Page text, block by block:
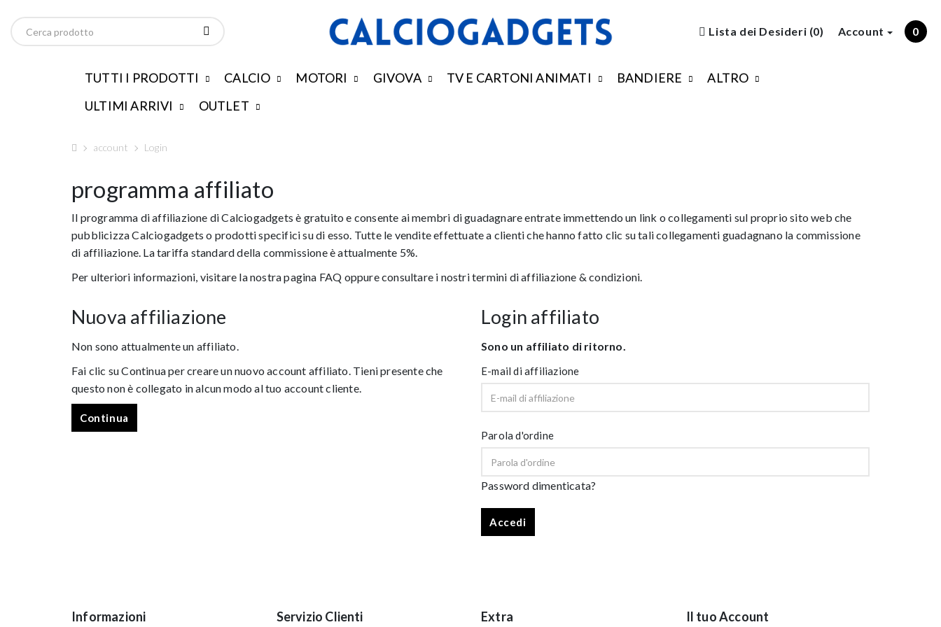
Lista dei Desideri (0) Account 0
TUTTI I PRODOTTI CALCIO MOTORI GIVOVA TV E CARTONI ANIMATI BANDIERE
ALTRO
ULTIMI ARRIVI
OUTLET
account Login
programma affiliato
Il programma di affiliazione di Calciogadgets è gratuito e consente ai membri di guadagnare entrate immettendo un link o collegamenti sul proprio sito web che
pubblicizza Calciogadgets o prodotti specifici su di esso. Tutte le vendite effettuate a clienti che hanno fatto clic su tali collegamenti guadagnano la commissione
di affiliazione. La tariffa standard della commissione è attualmente 5%.
Per ulteriori informazioni, visitare la nostra pagina FAQ oppure consultare i nostri termini di affiliazione & condizioni.
Nuova affiliazione
Non sono attualmente un affiliato.
Fai clic su Continua per creare un nuovo account affiliato. Tieni presente che
questo non è collegato in alcun modo al tuo account cliente.
Continua
Login affiliato
Sono un affiliato di ritorno.
E-mail di affiliazione
Parola d'ordine
Password dimenticata?
Informazioni Servizio Clienti Extra Il tuo Account